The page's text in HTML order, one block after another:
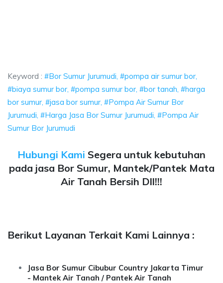
Keyword : #Bor Sumur Jurumudi, #pompa air sumur bor,
#biaya sumur bor, #pompa sumur bor, #bor tanah, #harga
bor sumur, #jasa bor sumur, #Pompa Air Sumur Bor
Jurumudi, #Harga Jasa Bor Sumur Jurumudi, #Pompa Air
Sumur Bor Jurumudi
Hubungi Kami Segera untuk kebutuhan
pada jasa Bor Sumur, Mantek/Pantek Mata
Air Tanah Bersih Dll!!!
Berikut Layanan Terkait Kami Lainnya :
Jasa Bor Sumur Cibubur Country Jakarta Timur
- Mantek Air Tanah / Pantek Air Tanah